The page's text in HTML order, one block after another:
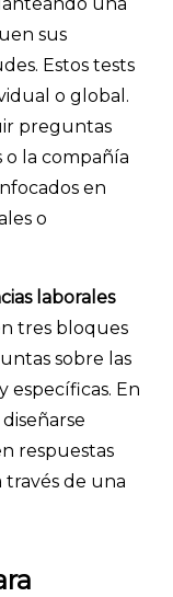
sus
Estos tests
o global.
preguntas
o la compañía
en
o
laborales
tres bloques
sobre las
específicas. En
respuestas
través de una